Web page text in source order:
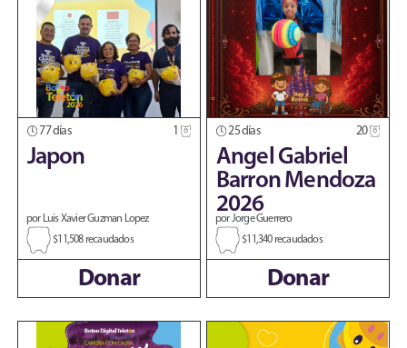
77 días 1
Japon
por Luis Xavier Guzman Lopez
$11,508 recaudados
Donar
25 días 20
Angel Gabriel
Barron Mendoza
2026
por Jorge Guerrero
$11,340 recaudados
Donar